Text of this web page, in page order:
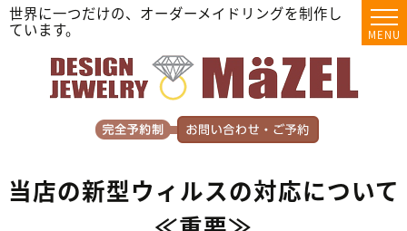
世界に一つだけの、オーダーメイドリングを制作し
ています。
MENU
当店の新型ウィルスの対応について